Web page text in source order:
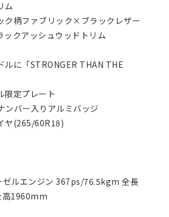
ム
ク柄ファブリック×ブラックレザー
ックアッシュウッドトリム
ルに「STRONGER THAN THE
限定プレート
バー入りアルミバッジ
ヤ(265/60R18)
ゼルエンジン 367ps/76.5kgm 全長
1960mm